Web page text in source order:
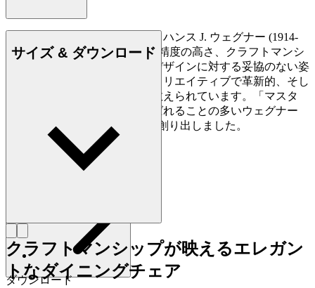
デンマークの家具デザイナー、ハンス J. ウェグナー (1914-
2007) は、家具づくりにおける精度の高さ、クラフトマンシ
ップに対する優れた洞察力、デザインに対する妥協のない姿
勢で知られており、史上最もクリエイティブで革新的、そし
て多作なデザイナーの一人に数えられています。「マスタ
ー・オブ・ザ・チェア」と呼ばれることの多いウェグナー
は、生涯で約500点もの椅子を創り出しました。
詳しく見る Hans J. Wegner
サイズ & ダウンロード
ダウンロード
クラフトマンシップが映えるエレガン
トなダイニングチェア